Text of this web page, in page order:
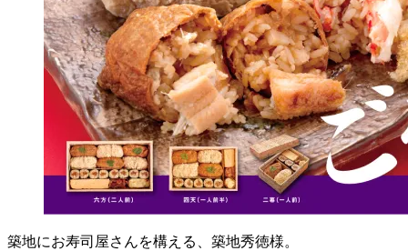
築地にお寿司屋さんを構える、築地秀徳様。